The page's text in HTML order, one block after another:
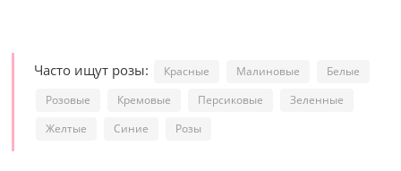
Часто ищут розы: Красные Малиновые
Белые
Розовые
Кремовые Персиковые
Зеленные
Желтые
Синие Розы